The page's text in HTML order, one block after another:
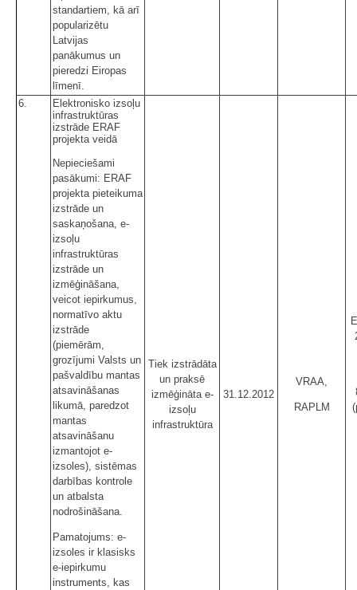
standartiem, kā arī
popularizētu
Latvijas
panākumus un
pieredzi Eiropas
līmenī.
6.
Elektronisko izsoļu
infrastruktūras
izstrāde ERAF
projekta veidā
Nepieciešami
pasākumi: ERAF
projekta pieteikuma
izstrāde un
saskaņošana, e-
izsoļu
infrastruktūras
izstrāde un
izmēģināšana,
veicot iepirkumus,
normatīvo aktu
izstrāde
(piemērām,
grozījumi Valsts un
pašvaldību mantas
atsavināšanas
likumā, paredzot
mantas
atsavināšanu
izmantojot e-
izsoles), sistēmas
darbības kontrole
un atbalsta
nodrošināšana.
Pamatojums: e-
izsoles ir klasisks
e-iepirkumu
instruments, kas
Tiek izstrādāta
un praksē
izmēģināta e-
izsoļu
infrastruktūra
31.12.2012
VRAA,
RAPLM